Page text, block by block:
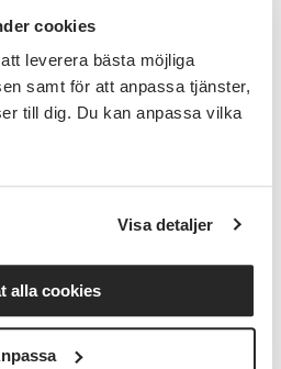
cookies
leverera bästa möjliga
samt för att anpassa tjänster,
till dig. Du kan anpassa vilka
Visa detaljer
alla cookies
Knutsson, leg
kläder
via klarna när du anmäler
kan du betala med
Om du har någon
till.
datum och fulltecknad